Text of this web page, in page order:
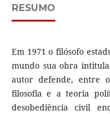
RESUMO
Em 1971 o filósofo
mundo sua obra
autor defende, entre
filosofia e a teoria
desobediência civil